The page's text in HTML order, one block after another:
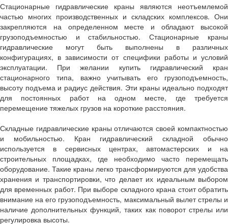
Стационарные гидравлические краны являются неотъемлемой
частью многих производственных и складских комплексов. Они
закрепляются на определенном месте и обладают высокой
грузоподъемностью и стабильностью. Стационарные краны
гидравлические могут быть выполнены в различных
конфигурациях, в зависимости от специфики работы и условий
эксплуатации. При желании купить гидравлический кран
стационарного типа, важно учитывать его грузоподъемность,
высоту подъема и радиус действия. Эти краны идеально подходят
для постоянных работ на одном месте, где требуется
перемещение тяжелых грузов на короткие расстояния.
Складные гидравлические краны отличаются своей компактностью
и мобильностью. Кран гидравлический складной обычно
используется в сервисных центрах, автомастерских и на
строительных площадках, где необходимо часто перемещать
оборудование. Такие краны легко трансформируются для удобства
хранения и транспортировки, что делает их идеальным выбором
для временных работ. При выборе складного крана стоит обратить
внимание на его грузоподъемность, максимальный вылет стрелы и
наличие дополнительных функций, таких как поворот стрелы или
регулировка высоты.